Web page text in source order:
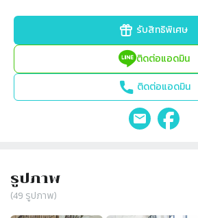
รับสิทธิพิเศษ
ติดต่อแอดมิน
ติดต่อแอดมิน
รูปภาพ
(49 รูปภาพ)